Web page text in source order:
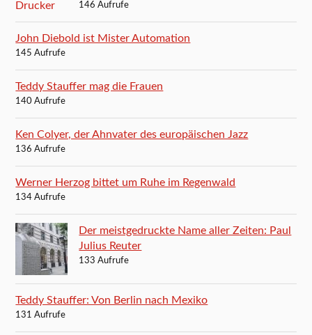
146 Aufrufe
John Diebold ist Mister Automation
145 Aufrufe
Teddy Stauffer mag die Frauen
140 Aufrufe
Ken Colyer, der Ahnvater des europäischen Jazz
136 Aufrufe
Werner Herzog bittet um Ruhe im Regenwald
134 Aufrufe
Der meistgedruckte Name aller Zeiten: Paul
Julius Reuter
133 Aufrufe
Teddy Stauffer: Von Berlin nach Mexiko
131 Aufrufe